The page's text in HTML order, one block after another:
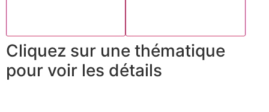
Cliquez sur une thématique
pour voir les détails